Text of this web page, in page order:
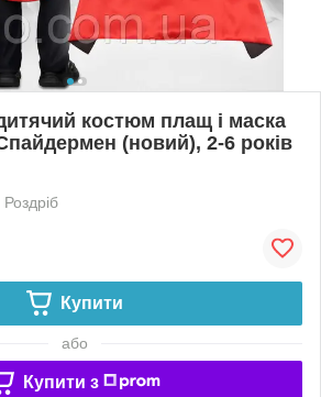
костюм плащ і маска
(новий), 2-6 років
Роздріб
Купити
або
Купити з